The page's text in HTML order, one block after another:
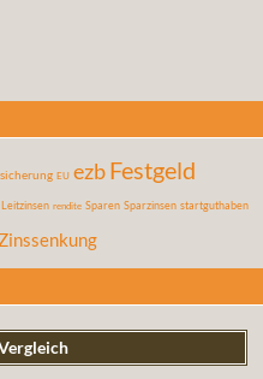
EU ezbFestgeld
Leitzinsen rendite Sparen Sparzinsen startguthaben
Zinssenkung